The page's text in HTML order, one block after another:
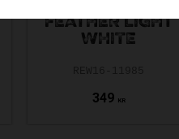
FEATHER LIGHT
WHITE
349 KR